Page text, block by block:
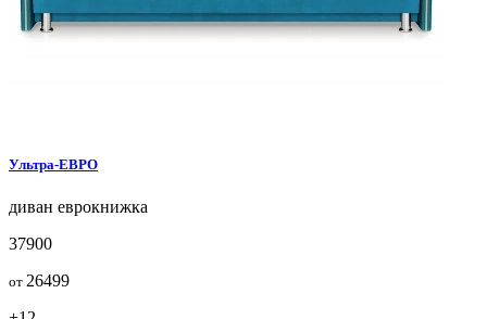
Ультра-ЕВРО
диван еврокнижка
37900
от 26499